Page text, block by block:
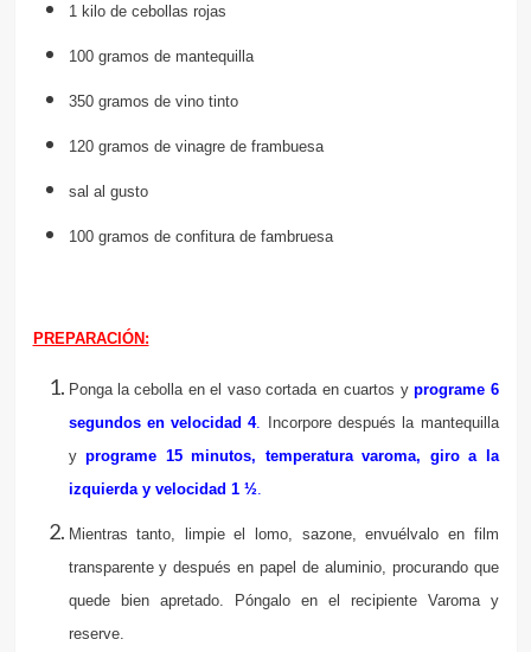
1 kilo de cebollas rojas
100 gramos de mantequilla
350 gramos de vino tinto
120 gramos de vinagre de frambuesa
sal al gusto
100 gramos de confitura de fambruesa
PREPARACIÓN:
Ponga la cebolla en el vaso cortada en cuartos yprograme 6
segundos en velocidad 4.
Incorpore después la mantequilla
y programe 15 minutos, temperatura varoma, giro a la
izquierda y velocidad 1 ½
Mientras tanto, limpie el lomo, sazone, envuélvalo en film
transparente y después en papel de aluminio, procurando que
quede bien apretado. Póngalo en el recipiente Varoma y
reserve.